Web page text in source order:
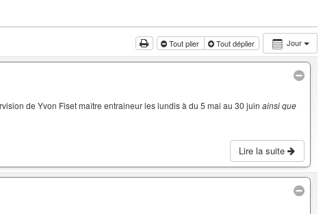
Jour
Tout plier Tout déplier
de Yvon Fiset maître entraineur les lundis à du 5 mai au 30 juin ainsi que
Lire la suite